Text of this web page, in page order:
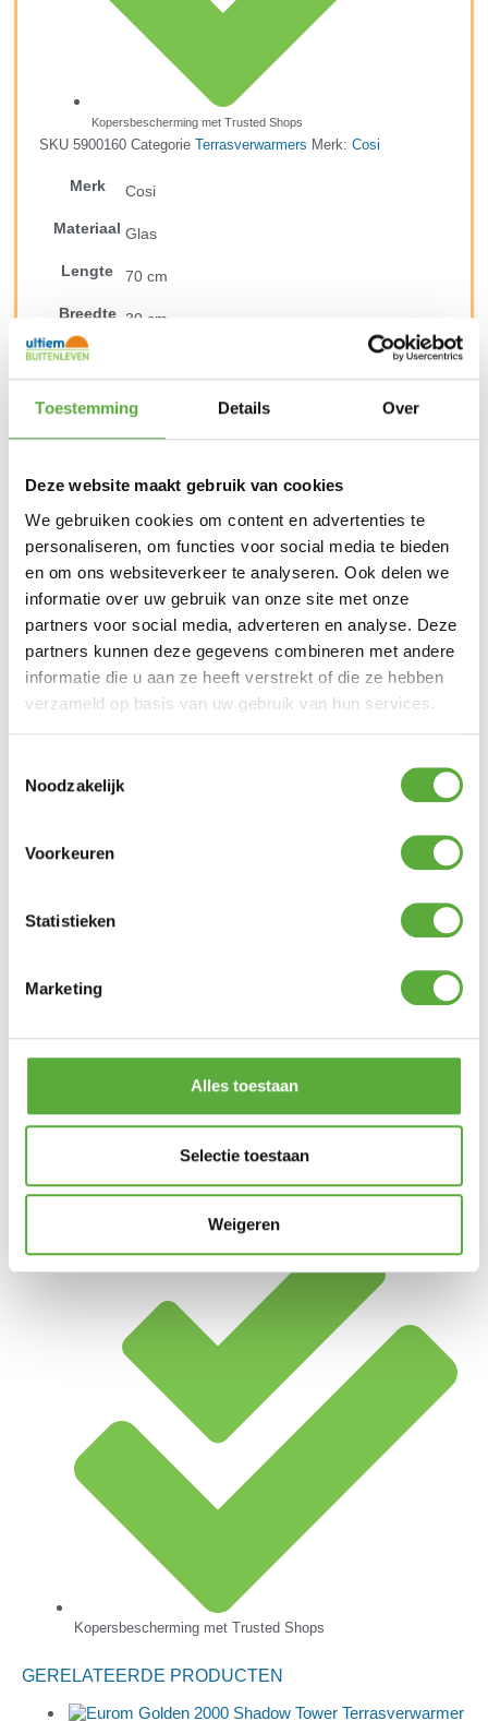
Toestemming Details Over
Deze website maakt gebruik van cookies
We gebruiken cookies om content en advertenties te
personaliseren, om functies voor social media te bieden
en om ons websiteverkeer te analyseren. Ook delen we
informatie over uw gebruik van onze site met onze
partners voor social media, adverteren en analyse. Deze
partners kunnen deze gegevens combineren met andere
informatie die u aan ze heeft verstrekt of die ze hebben
verzameld op basis van uw gebruik van hun services.
Noodzakelijk
Voorkeuren
Statistieken
Marketing
Alles toestaan
Selectie toestaan
Weigeren
Kopersbescherming met Trusted Shops
SKU5900160Categorie Terrasverwarmers Merk:Cosi
Merk Cosi
Materiaal Glas
Lengte 70 cm
Breedte 30 cm
Hoogte
5900160
EAN
Achteraf betalen mogelijk
Kopersbescherming met Trusted Shops
GERELATEERDE PRODUCTEN